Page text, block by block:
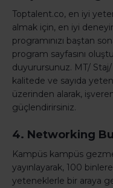
Toptalent.co, en iyi
almak için, en iyi
programınızı baştan
program sayfasını
duyurursunuz. MT/
kalitede ve sayıda
üzerinden alarak,
güçlendirirsiniz.
4. Networking
Kampüs kampüs
yayınlayarak, 100
yeteneklerle bir araya